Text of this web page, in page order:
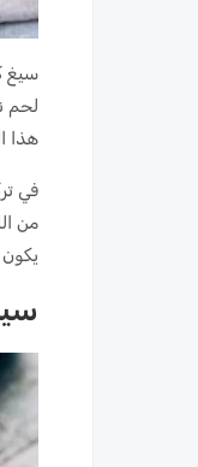
سيغ
لحم
هذا
في
من